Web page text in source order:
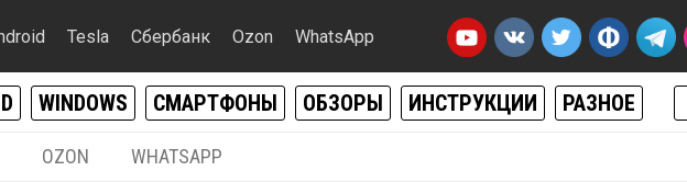
Tesla Сбербанк Ozon WhatsApp
WINDOWS СМАРТФОНЫ ОБЗОРЫ ИНСТРУКЦИИ РАЗНОЕ
OZON WHATSAPP